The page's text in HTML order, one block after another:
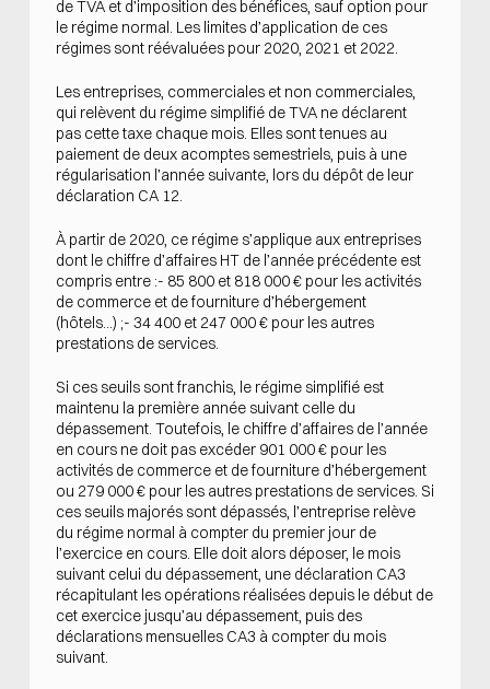
de TVA et d’imposition des bénéfices, sauf option pour
le régime normal. Les limites d’application de ces
régimes sont réévaluées pour 2020, 2021 et 2022.
Les entreprises, commerciales et non commerciales,
qui relèvent du régime simplifié de TVA ne déclarent
pas cette taxe chaque mois. Elles sont tenues au
paiement de deux acomptes semestriels, puis à une
régularisation l’année suivante, lors du dépôt de leur
déclaration CA 12.
À partir de 2020, ce régime s’applique aux entreprises
dont le chiffre d’affaires HT de l’année précédente est
compris entre :- 85 800 et 818 000 € pour les activités
de commerce et de fourniture d’hébergement
(hôtels...) ;- 34 400 et 247 000 € pour les autres
prestations de services.
Si ces seuils sont franchis, le régime simplifié est
maintenu la première année suivant celle du
dépassement. Toutefois, le chiffre d’affaires de l’année
en cours ne doit pas excéder 901 000 € pour les
activités de commerce et de fourniture d’hébergement
ou 279 000 € pour les autres prestations de services. Si
ces seuils majorés sont dépassés, l’entreprise relève
du régime normal à compter du premier jour de
l’exercice en cours. Elle doit alors déposer, le mois
suivant celui du dépassement, une déclaration CA3
récapitulant les opérations réalisées depuis le début de
cet exercice jusqu’au dépassement, puis des
déclarations mensuelles CA3 à compter du mois
suivant.